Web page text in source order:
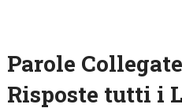
Parole
Risposte tutti i